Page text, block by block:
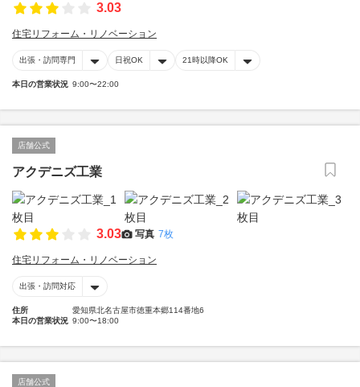
3.03
住宅リフォーム・リノベーション
出張・訪問専門 日祝OK 21時以降OK
本日の営業状況 9:00〜22:00
店舗公式
アクデニズ工業
3.03 写真 7枚
住宅リフォーム・リノベーション
出張・訪問対応
住所
愛知県北名古屋市徳重本郷114番地6
本日の営業状況 9:00〜18:00
店舗公式